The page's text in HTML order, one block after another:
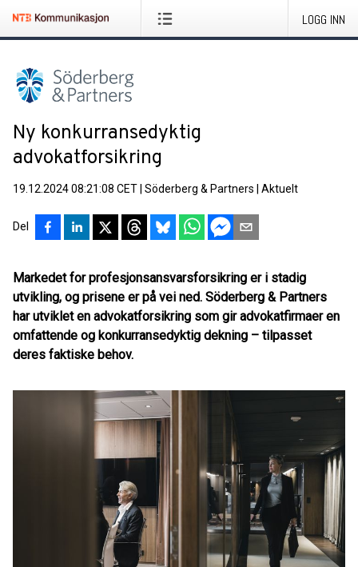
LOGG INN
Ny konkurransedyktig
advokatforsikring
19.12.2024 08:21:08 CET Söderberg & Partners Aktuelt
Del
Markedet for profesjonsansvarsforsikring er i stadig
utvikling, og prisene er på vei ned. Söderberg & Partners
har utviklet en advokatforsikring som gir advokatfirmaer en
omfattende og konkurransedyktig dekning – tilpasset
deres faktiske behov.